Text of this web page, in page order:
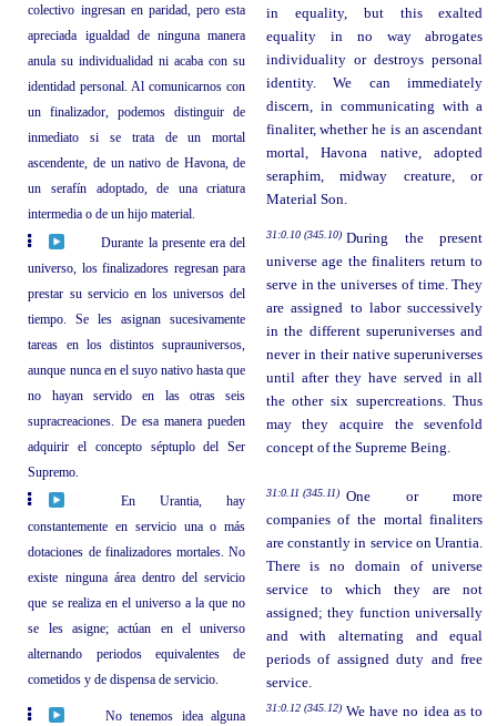
colectivo ingresan en paridad, pero esta
apreciada igualdad de ninguna manera
anula su individualidad ni acaba con su
identidad personal. Al comunicarnos con
un finalizador, podemos distinguir de
inmediato si se trata de un mortal
ascendente, de un nativo de Havona, de
un serafín adoptado, de una criatura
intermedia o de un hijo material.
in equality, but this exalted
equality in no way abrogates
individuality or destroys personal
identity. We can immediately
discern, in communicating with a
finaliter, whether he is an ascendant
mortal, Havona native, adopted
seraphim, midway creature, or
Material Son.
Durante la presente era del
universo, los finalizadores regresan para
prestar su servicio en los universos del
tiempo. Se les asignan sucesivamente
tareas en los distintos suprauniversos,
aunque nunca en el suyo nativo hasta que
no hayan servido en las otras seis
supracreaciones. De esa manera pueden
adquirir el concepto séptuplo del Ser
Supremo.
31:0.10 (345.10) During the present
universe age the finaliters return to
serve in the universes of time. They
are assigned to labor successively
in the different superuniverses and
never in their native superuniverses
until after they have served in all
the other six supercreations. Thus
may they acquire the sevenfold
concept of the Supreme Being.
En Urantia, hay
constantemente en servicio una o más
dotaciones de finalizadores mortales. No
existe ninguna área dentro del servicio
que se realiza en el universo a la que no
se les asigne; actúan en el universo
alternando periodos equivalentes de
cometidos y de dispensa de servicio.
31:0.11 (345.11) One or more
companies of the mortal finaliters
are constantly in service on Urantia.
There is no domain of universe
service to which they are not
assigned; they function universally
and with alternating and equal
periods of assigned duty and free
service.
No tenemos idea alguna
31:0.12 (345.12) We have no idea as to